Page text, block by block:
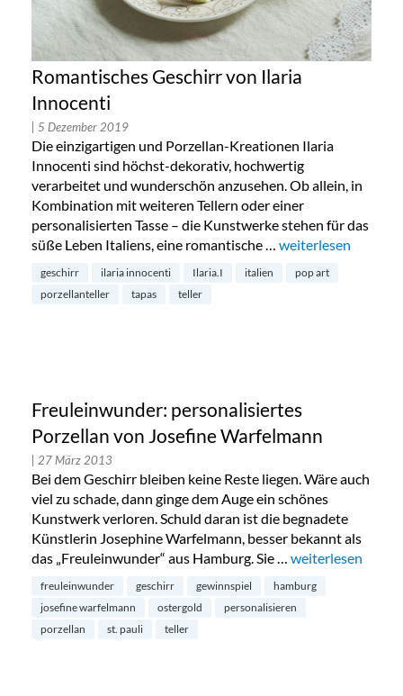
Romantisches Geschirr von Ilaria
Innocenti
| 5 Dezember 2019
Die einzigartigen und Porzellan-Kreationen Ilaria
Innocenti sind höchst-dekorativ, hochwertig
verarbeitet und wunderschön anzusehen. Ob allein, in
Kombination mit weiteren Tellern oder einer
personalisierten Tasse – die Kunstwerke stehen für das
süße Leben Italiens, eine romantische … „Romantisches
weiterlesen
geschirr ilaria innocenti Ilaria.I italien
pop art
porzellanteller
tapas teller
Freuleinwunder: personalisiertes
Porzellan von Josefine Warfelmann
| 27 März 2013
Bei dem Geschirr bleiben keine Reste liegen. Wäre auch
viel zu schade, dann ginge dem Auge ein schönes
Kunstwerk verloren. Schuld daran ist die begnadete
Künstlerin Josephine Warfelmann, besser bekannt als
das „Freuleinwunder“ aus Hamburg. Sie … „Freuleinwunder:
weiterlesen
freuleinwunder geschirr gewinnspiel
hamburg
josefine warfelmann
ostergold
personalisieren
porzellan
st. pauli teller